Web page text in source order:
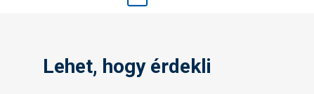
Lehet, hogy érdekli